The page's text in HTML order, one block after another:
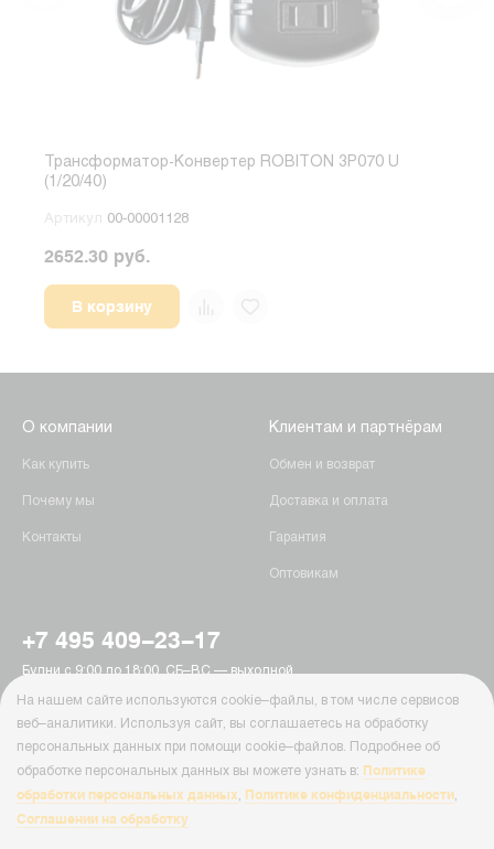
Трансформатор-Конвертер ROBITON 3P070 U
(1/20/40)
Артикул 00-00001128
2652.30 руб.
В корзину
О компании
Как купить
Почему мы
Контакты
Клиентам и партнёрам
Обмен и возврат
Доставка и оплата
Гарантия
Оптовикам
+7 495 409-23-17
Будни с 9:00 до 18:00, СБ–ВС — выходной
г. Москва, Пятницкое шоссе, 15
info@ab-batteries.ru
© Ab-Batteries, 2026
На нашем сайте используются cookie–файлы, в том числе сервисов
веб–аналитики. Используя сайт, вы соглашаетесь на обработку
персональных данных при помощи cookie–файлов. Подробнее об
обработке персональных данных вы можете узнать в: Политике
обработки персональных данных, Политике конфиденциальности,
Соглашении на обработку